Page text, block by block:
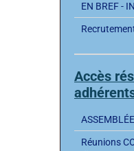
EN BREF -
Accès
Réunions